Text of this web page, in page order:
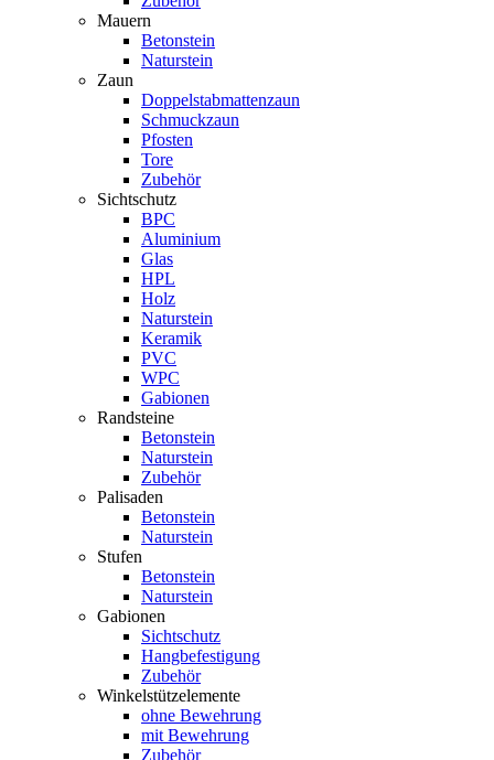
Mauern
Betonstein
Naturstein
Zaun
Doppelstabmattenzaun
Schmuckzaun
Pfosten
Tore
Zubehör
Sichtschutz
BPC
Aluminium
Glas
HPL
Holz
Naturstein
Keramik
PVC
WPC
Gabionen
Randsteine
Betonstein
Naturstein
Zubehör
Palisaden
Betonstein
Naturstein
Stufen
Betonstein
Naturstein
Gabionen
Sichtschutz
Hangbefestigung
Zubehör
Winkelstützelemente
ohne Bewehrung
mit Bewehrung
Zubehör